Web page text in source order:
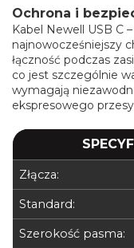
Ochrona i
Kabel Newell USB C
najnowocześniejszy
łączność podczas
co jest szczególnie
wymagają
ekspresowego
Złącza:
Standard:
Szerokość pasma: